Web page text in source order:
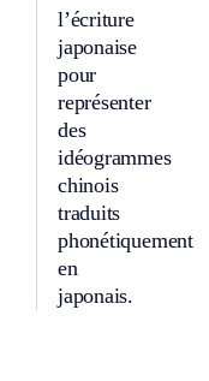
l’écriture
japonaise
pour
représenter
des
idéogrammes
chinois
traduits
phonétiquement
en
japonais.